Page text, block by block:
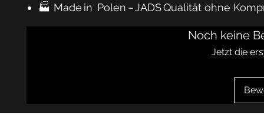
🏭 Made in Polen – JADS Qualität ohne
Noch keine
Jetzt die